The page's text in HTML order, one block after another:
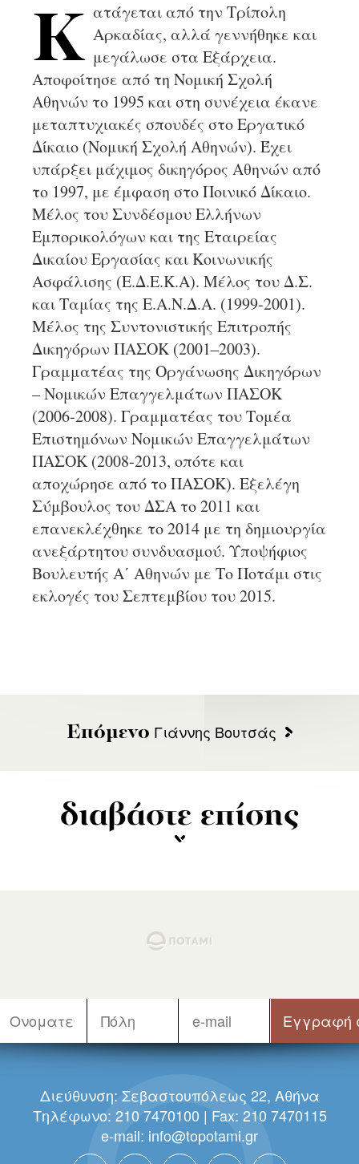
Κ ατάγεται από την Τρίπολη
Αρκαδίας, αλλά γεννήθηκε και
μεγάλωσε στα Εξάρχεια.
Αποφοίτησε από τη Νομική Σχολή
Αθηνών το 1995 και στη συνέχεια έκανε
μεταπτυχιακές σπουδές στο Εργατικό
Δίκαιο (Νομική Σχολή Αθηνών). Έχει
υπάρξει μάχιμος δικηγόρος Αθηνών από
το 1997, με έμφαση στο Ποινικό Δίκαιο.
Μέλος του Συνδέσμου Ελλήνων
Εμπορικολόγων και της Εταιρείας
Δικαίου Εργασίας και Κοινωνικής
Ασφάλισης (Ε.Δ.Ε.Κ.Α). Μέλος του Δ.Σ.
και Ταμίας της Ε.Α.Ν.Δ.Α. (1999-2001).
Μέλος της Συντονιστικής Επιτροπής
Δικηγόρων ΠΑΣΟΚ (2001–2003).
Γραμματέας της Οργάνωσης Δικηγόρων
– Νομικών Επαγγελμάτων ΠΑΣΟΚ
(2006-2008). Γραμματέας του Τομέα
Επιστημόνων Νομικών Επαγγελμάτων
ΠΑΣΟΚ (2008-2013, οπότε και
αποχώρησε από το ΠΑΣΟΚ). Εξελέγη
Σύμβουλος του ΔΣΑ το 2011 και
επανεκλέχθηκε το 2014 με τη δημιουργία
ανεξάρτητου συνδυασμού. Υποψήφιος
Βουλευτής Α΄ Αθηνών με Το Ποτάμι στις
εκλογές του Σεπτεμβίου του 2015.
Επόμενο Γιάννης Βουτσάς
διαβάστε επίσης
Διεύθυνση: Σεβαστουπόλεως 22, Αθήνα
Τηλέφωνο: 210 7470100 | Fax: 210 7470115
e-mail: info@topotami.gr